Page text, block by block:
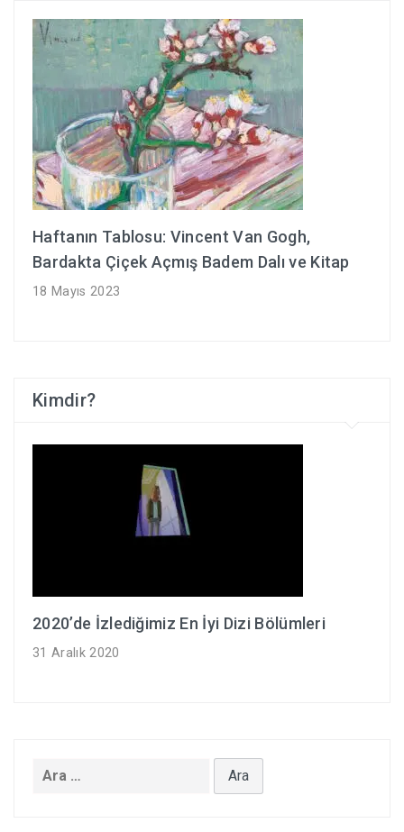
Haftanın Tablosu: Vincent Van Gogh,
Bardakta Çiçek Açmış Badem Dalı ve Kitap
18 Mayıs 2023
Kimdir?
2020’de İzlediğimiz En İyi Dizi Bölümleri
31 Aralık 2020
Arama: